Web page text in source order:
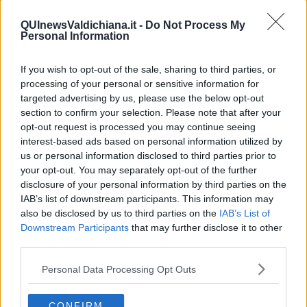
QUInewsValdichiana.it - Do Not Process My
Personal Information
If you wish to opt-out of the sale, sharing to third parties, or
processing of your personal or sensitive information for
targeted advertising by us, please use the below opt-out
section to confirm your selection. Please note that after your
opt-out request is processed you may continue seeing
interest-based ads based on personal information utilized by
us or personal information disclosed to third parties prior to
your opt-out. You may separately opt-out of the further
disclosure of your personal information by third parties on the
IAB’s list of downstream participants. This information may
also be disclosed by us to third parties on the IAB’s List of
Downstream Participants that may further disclose it to other
Personal Data Processing Opt Outs
Armiamoci e... avviatevi
Da Capodanno a Carnevale
Fine anno al ristorante
La festa di Capodanno
Natale 2024
Re e regnanti
A noi interessa il dito non la luna
Come rubare allo stato e vivere felici
Una performance
Il compagno
​Io (allo specchio)
Tramonto
Passato, presente, futuro
La virtù del non fare
Leggendo l'Eneide
​(In)sicurezza stradale
Il decalogo del politico